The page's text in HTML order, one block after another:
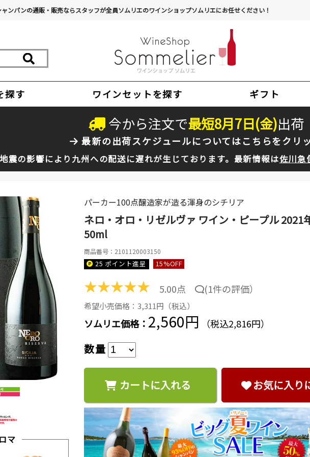
ャンパンの通販・販売ならスタッフが全員ソムリエのワインショップソムリエにお任せください！
探す ワインセットを探す ギフト
今から注文で最短8月7日(金)出荷
最新の出荷スケジュールについてはこちらをクリ
震の影響により九州への配送に遅れが生じております。最新情報は佐川急
マ
パーカー100点醸造家が造る渾身のシチリア
ネロ・オロ・リゼルヴァ ワイン・ピープル 2021
50ml
商品番号：2101120003150
25 ポイント進呈 15%OFF
★★★★★ 5.00点 (1件の評価）
希望小売価格：3,311円（税込）
ソムリエ価格： 2,560円 （税込2,816円）
数量
カートに入れる お気に入り